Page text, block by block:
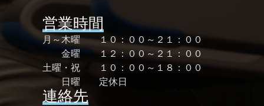
営業時間
月～木曜 １０：００～２１：００
金曜 １２：００～２１：００
土曜・祝 １０：００～１８：００
日曜 定休日
連絡先